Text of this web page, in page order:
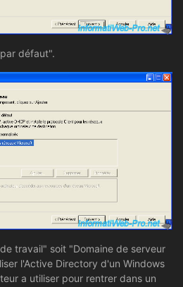
défaut".
travail" soit "Domaine de serveur
l'Active Directory d'un Windows
a utiliser pour rentrer dans un